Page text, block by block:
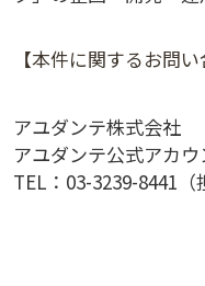
【本件に関するお問い
アユダンテ株式会社
アユダンテ公式アカウ
TEL：03-3239-8441（